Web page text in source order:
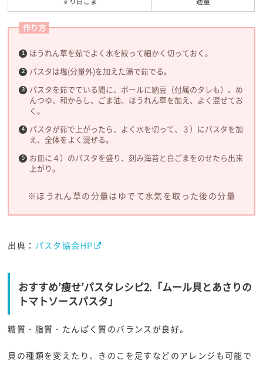
作り方
ほうれん草を茹でよく水を絞って細かく切っておく。
パスタは塩(分量外)を加えた湯で茹でる。
パスタを茹でている間に、ボールに納豆（付属のタレも）、め
んつゆ、和からし、ごま油、ほうれん草を加え、よく混ぜてお
く。
パスタが茹で上がったら、よく水を切って、３）にパスタを加
え、全体をよく混ぜる。
お皿に４）のパスタを盛り、刻み海苔と白ごまをのせたら出来
上がり。
※ほうれん草の分量はゆでて水気を取った後の分量
出典： パスタ協会HP
おすすめ’痩せ’パスタレシピ2.「ムール貝とあさりの
トマトソースパスタ」
糖質・脂質・たんぱく質のバランスが良好。
貝の種類を変えたり、きのこを足すなどのアレンジも可能で